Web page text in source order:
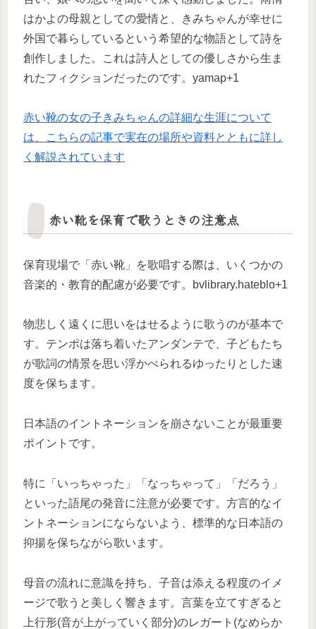
はかよの母親としての愛情と、きみちゃんが幸せに
外国で暮らしているという希望的な物語として詩を
創作しました。これは詩人としての優しさから生ま
れたフィクションだったのです。yamap+1
赤い靴の女の子きみちゃんの詳細な生涯について
は、こちらの記事で実在の場所や資料とともに詳し
く解説されています
赤い靴を保育で歌うときの注意点
保育現場で「赤い靴」を歌唱する際は、いくつかの
音楽的・教育的配慮が必要です。bvlibrary.hateblo+1
物悲しく遠くに思いをはせるように歌うのが基本で
す。テンポは落ち着いたアンダンテで、子どもたち
が歌詞の情景を思い浮かべられるゆったりとした速
度を保ちます。
日本語のイントネーションを崩さないことが最重要
ポイントです。
特に「いっちゃった」「なっちゃって」「だろう」
といった語尾の発音に注意が必要です。方言的なイ
ントネーションにならないよう、標準的な日本語の
抑揚を保ちながら歌います。
母音の流れに意識を持ち、子音は添える程度のイメ
ージで歌うと美しく響きます。言葉を立てすぎると
上行形(音が上がっていく部分)のレガート(なめらか